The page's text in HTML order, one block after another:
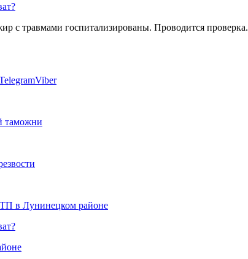
с травмами госпитализированы. Проводится проверка.
Viber
таможни
в Лунинецком районе